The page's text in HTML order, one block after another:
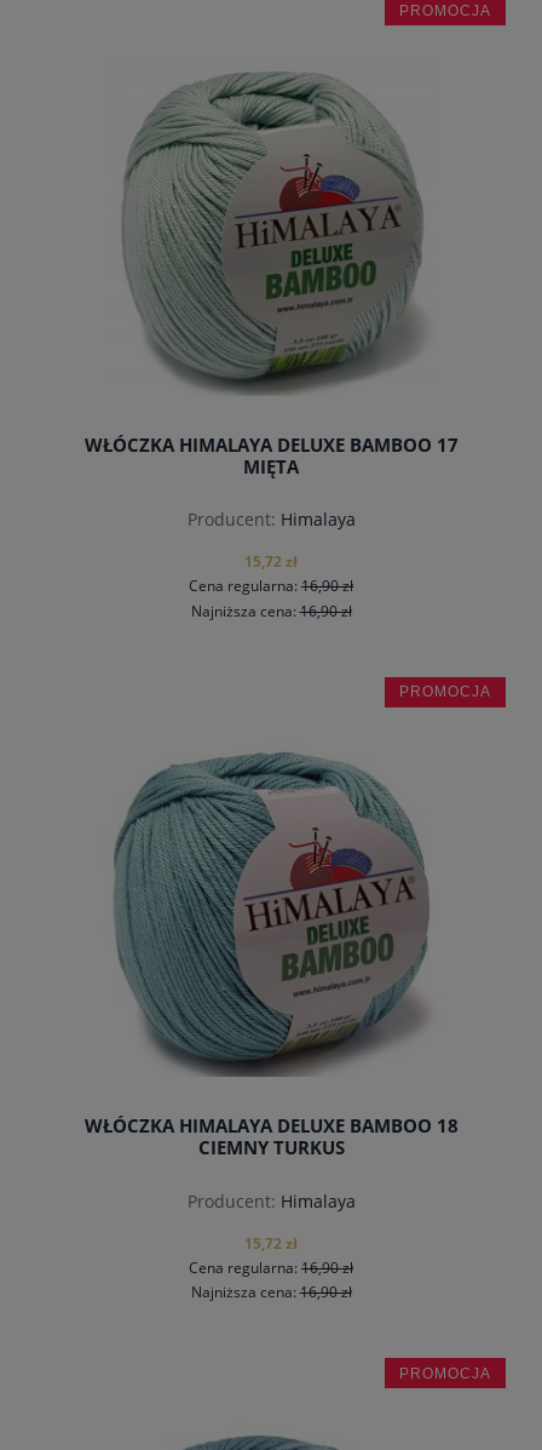
do koszyka
WŁÓCZKA HIMALAYA DELUXE BAMBOO 17
MIĘTA
Producent: Himalaya
15,72 zł
Cena regularna: 16,90 zł
Najniższa cena:16,90 zł
do koszyka
PROMOCJA
WŁÓCZKA HIMALAYA DELUXE BAMBOO 18
CIEMNY TURKUS
Producent: Himalaya
15,72 zł
Cena regularna: 16,90 zł
Najniższa cena:16,90 zł
powiadom o dostępności
PROMOCJA
PROMOCJA